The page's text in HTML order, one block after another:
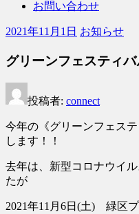
サ
ー
ビ
ス
connect
お問い合わせ
2021年11月1日 お知らせ
グリーンフェスティ
投稿者: connect
今年の《グリーンフェス
します！！
去年は、新型コロナウイ
たが
2021年11月6日(土) 緑区